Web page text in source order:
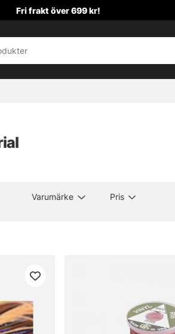
Fri frakt över 699 kr!
Varumärke Pris